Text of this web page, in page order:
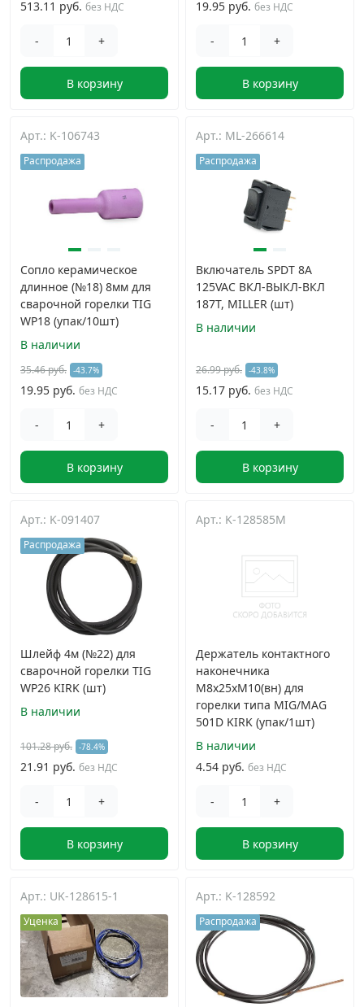
513.11 руб. без НДС
- +
В корзину
19.95 руб. без НДС
- +
В корзину
Арт.: K-106743
Распродажа
Сопло керамическое
длинное (№18) 8мм для
сварочной горелки TIG
WP18 (упак/10шт)
В наличии
35.46 руб. -43.7%
19.95 руб. без НДС
- +
В корзину
Арт.: ML-266614
Распродажа
Включатель SPDT 8А
125VAC ВКЛ-ВЫКЛ-ВКЛ
187Т, MILLER (шт)
В наличии
26.99 руб. -43.8%
15.17 руб. без НДС
- +
В корзину
Арт.: K-091407
Распродажа
Шлейф 4м (№22) для
сварочной горелки TIG
WP26 KIRK (шт)
В наличии
101.28 руб. -78.4%
21.91 руб. без НДС
- +
В корзину
Арт.: K-128585M
Держатель контактного
наконечника
М8х25xM10(вн) для
горелки типа MIG/MAG
501D KIRK (упак/1шт)
В наличии
4.54 руб. без НДС
- +
В корзину
Арт.: UK-128615-1
Уценка
Арт.: K-128592
Распродажа